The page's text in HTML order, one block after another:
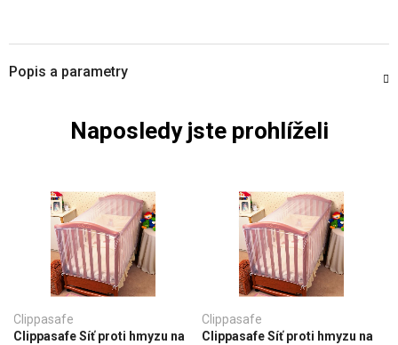
Popis a parametry
Naposledy jste prohlíželi
Clippasafe
Clippasafe Síť proti hmyzu na
Clippasafe
Clippasafe Síť proti hmyzu na